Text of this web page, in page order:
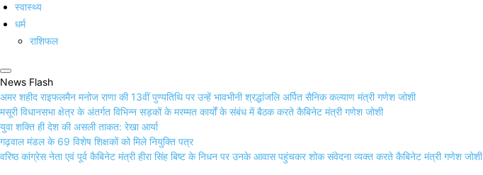
स्वास्थ्य
धर्म
राशिफल
News Flash
अमर शहीद राइफलमैन मनोज राणा की 13वीं पुण्यतिथि पर उन्हें भावभीनी श्रद्धांजलि अर्पित सैनिक कल्याण मंत्री गणेश जोशी
मसूरी विधानसभा क्षेत्र के अंतर्गत विभिन्न सड़कों के मरम्मत कार्यों के संबंध में बैठक करते कैबिनेट मंत्री गणेश जोशी
युवा शक्ति ही देश की असली ताकत: रेखा आर्या
गढ़वाल मंडल के 69 विशेष शिक्षकों को मिले नियुक्ति पत्र
वरिष्ठ कांग्रेस नेता एवं पूर्व कैबिनेट मंत्री हीरा सिंह बिष्ट के निधन पर उनके आवास पहुंचकर शोक संवेदना व्यक्त करते कैबिनेट मंत्री गणेश जोशी